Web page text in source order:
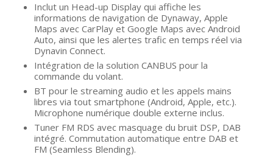
Inclut un Head-up Display qui affiche les
informations de navigation de Dynaway, Apple
Maps avec CarPlay et Google Maps avec Android
Auto, ainsi que les alertes trafic en temps réel via
Dynavin Connect.
Intégration de la solution CANBUS pour la
commande du volant.
BT pour le streaming audio et les appels mains
libres via tout smartphone (Android, Apple, etc.).
Microphone numérique double externe inclus.
Tuner FM RDS avec masquage du bruit DSP, DAB
intégré. Commutation automatique entre DAB et
FM (Seamless Blending).